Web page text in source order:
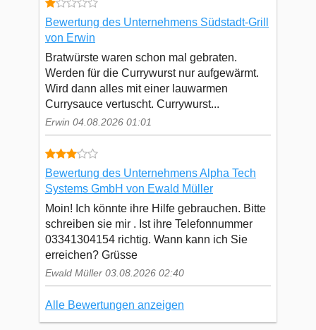
Bewertung des Unternehmens Südstadt-Grill
von Erwin
Bratwürste waren schon mal gebraten.
Werden für die Currywurst nur aufgewärmt.
Wird dann alles mit einer lauwarmen
Currysauce vertuscht. Currywurst...
Erwin 04.08.2026 01:01
Bewertung des Unternehmens Alpha Tech
Systems GmbH von Ewald Müller
Moin! Ich könnte ihre Hilfe gebrauchen. Bitte
schreiben sie mir . Ist ihre Telefonnummer
03341304154 richtig. Wann kann ich Sie
erreichen? Grüsse
Ewald Müller 03.08.2026 02:40
Alle Bewertungen anzeigen